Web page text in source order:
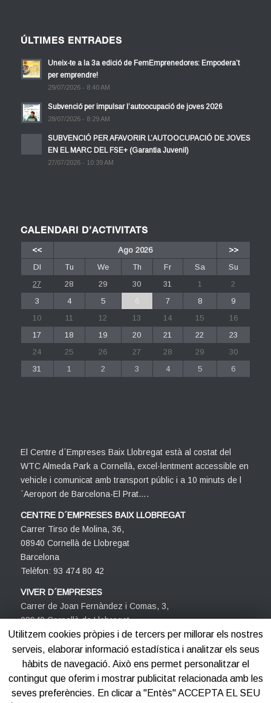
ÚLTIMES ENTRADES
Uneix-te a la 3a edició de FemEmprenedores: Empodera’t
per emprendre!
29/07/2026 - 8:40 AM
Subvenció per impulsar l’autoocupació de joves 2026
28/07/2026 - 8:29 AM
SUBVENCIÓ PER AFAVORIR L’AUTOOCUPACIÓ DE JOVES
EN EL MARC DEL FSE+ (Garantia Juvenil)
27/07/2026 - 10:39 AM
CALENDARI D’ACTIVITATS
<< Ago 2026
>>
Dl
Tu We Th Fr Sa
Su
27
28 29 30 31 1
2
3
4 5 6 7 8
9
10
11 12 13 14 15
16
17
18 19 20 21 22
23
24
25 26 27 28 29
30
31
1 2 3 4 5 6
El Centre d´Empreses Baix Llobregat està al costat del
WTC Almeda Park a Cornellà, excel·lentment accessible en
vehicle i comunicat amb transport públic i a 10 minuts de l
´Aeroport de Barcelona-El Prat….
CENTRE D´EMPRESES BAIX LLOBREGAT
Carrer Tirso de Molina, 36,
08940 Cornellà de Llobregat
Barcelona
Telèfon: 93 474 80 42
VIVER D´EMPRESES
Carrer de Joan Fernàndez i Comas, 3,
08940 Cornellà de Llobregat
Barcelona
Telèfon: 93 474 80 42
Utilitzem cookies pròpies i de tercers per millorar els nostres
serveis, elaborar informació estadística i analitzar els seus
hàbits de navegació. Això ens permet personalitzar el
contingut que oferim i mostrar publicitat relacionada amb les
seves preferències. En clicar a "Entès" ACCEPTA EL SEU